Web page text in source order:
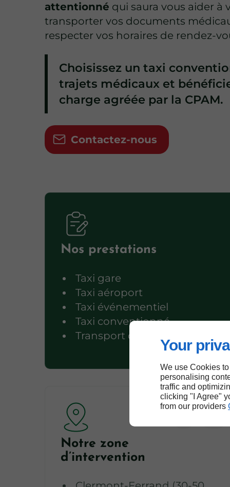
Your
We use Cookies
personalising
traffic and
clicking "I Agree"
from our providers
attentionné qui saura vous aider à
transporter vos documents
respecter vos horaires de rendez-
Choisissez un taxi
trajets médicaux et
charge agréée par la CPAM.
Contactez-nous
Nos prestations
Taxi gare
Taxi aéroport
Taxi événementiel
Taxi conventionné
Transport de marchandise
Notre zone
d’intervention